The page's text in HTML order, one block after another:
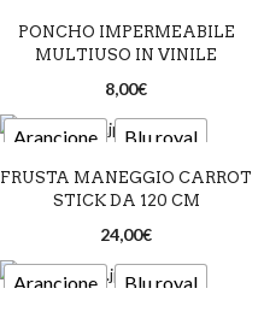
PONCHO IMPERMEABILE
MULTIUSO IN VINILE
8,00€
Arancione
Blu royal
Lime
Nero
Rosa
FRUSTA MANEGGIO CARROT
STICK DA 120 CM
24,00€
Arancione
Blu royal